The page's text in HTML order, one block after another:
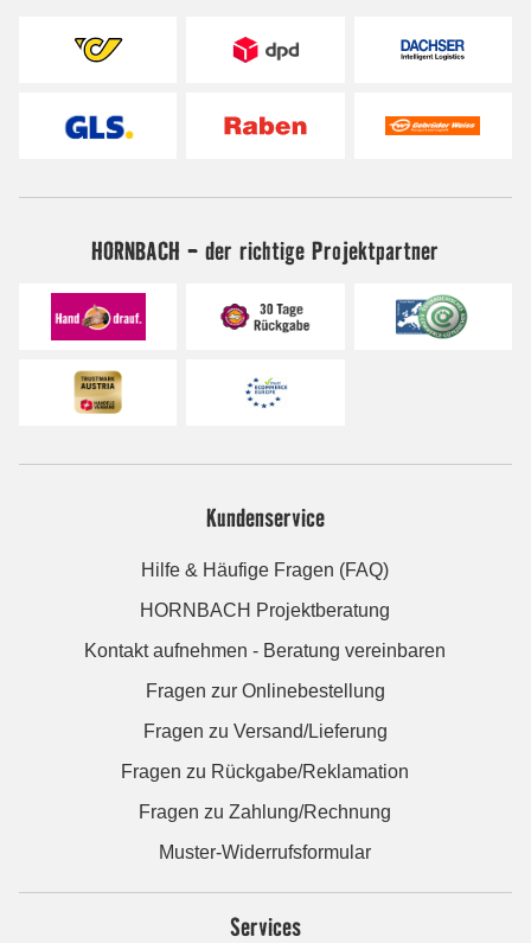
HORNBACH - der richtige Projektpartner
Kundenservice
Hilfe & Häufige Fragen (FAQ)
HORNBACH Projektberatung
Kontakt aufnehmen - Beratung vereinbaren
Fragen zur Onlinebestellung
Fragen zu Versand/Lieferung
Fragen zu Rückgabe/Reklamation
Fragen zu Zahlung/Rechnung
Muster-Widerrufsformular
Services